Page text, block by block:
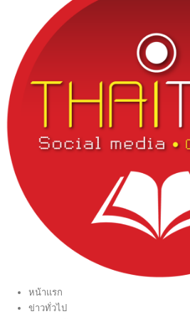
หน้าแรก
ข่าวทั่วไป